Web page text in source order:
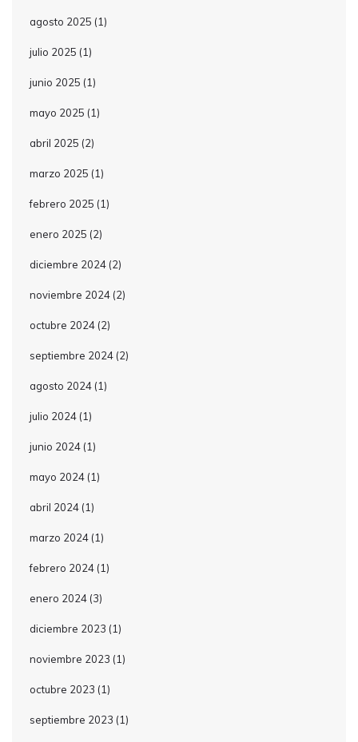
agosto 2025 (1)
julio 2025 (1)
junio 2025 (1)
mayo 2025 (1)
abril 2025 (2)
marzo 2025 (1)
febrero 2025 (1)
enero 2025 (2)
diciembre 2024 (2)
noviembre 2024 (2)
octubre 2024 (2)
septiembre 2024 (2)
agosto 2024 (1)
julio 2024 (1)
junio 2024 (1)
mayo 2024 (1)
abril 2024 (1)
marzo 2024 (1)
febrero 2024 (1)
enero 2024 (3)
diciembre 2023 (1)
noviembre 2023 (1)
octubre 2023 (1)
septiembre 2023 (1)